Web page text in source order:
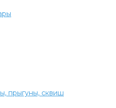
прыгуны, сквиш